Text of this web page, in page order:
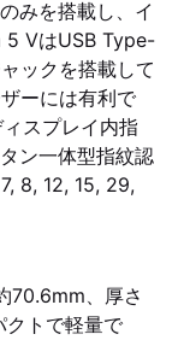
みを搭載し、イ
5 VはUSB Type-
ックを搭載して
ーには有利で
スプレイ内指
ン一体型指紋認
8, 12, 15, 29,
70.6mm、厚さ
クトで軽量で